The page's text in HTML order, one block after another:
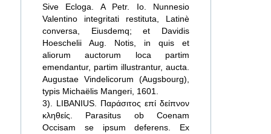
Sive Ecloga. A Petr. Io. Nunnesio
Valentino integritati restituta, Latinè
conversa, Eiusdemq; et Davidis
Hoeschelii Aug. Notis, in quis et
aliorum auctorum loca partim
emendantur, partim illustrantur, aucta.
Augustae Vindelicorum (Augsbourg),
typis Michaëlis Mangeri, 1601.
3). LIBANIUS. Παράσιτος επί δείπνον
κληθείς. Parasitus ob Coenam
Occisam se ipsum deferens. Ex